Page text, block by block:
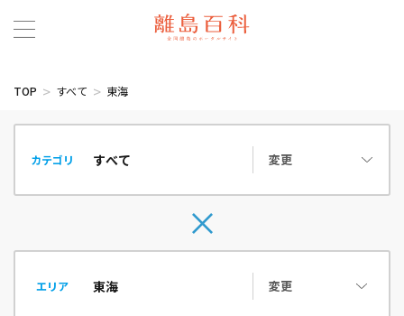
TOP すべて 東海
カテゴリ 変更
エリア 変更